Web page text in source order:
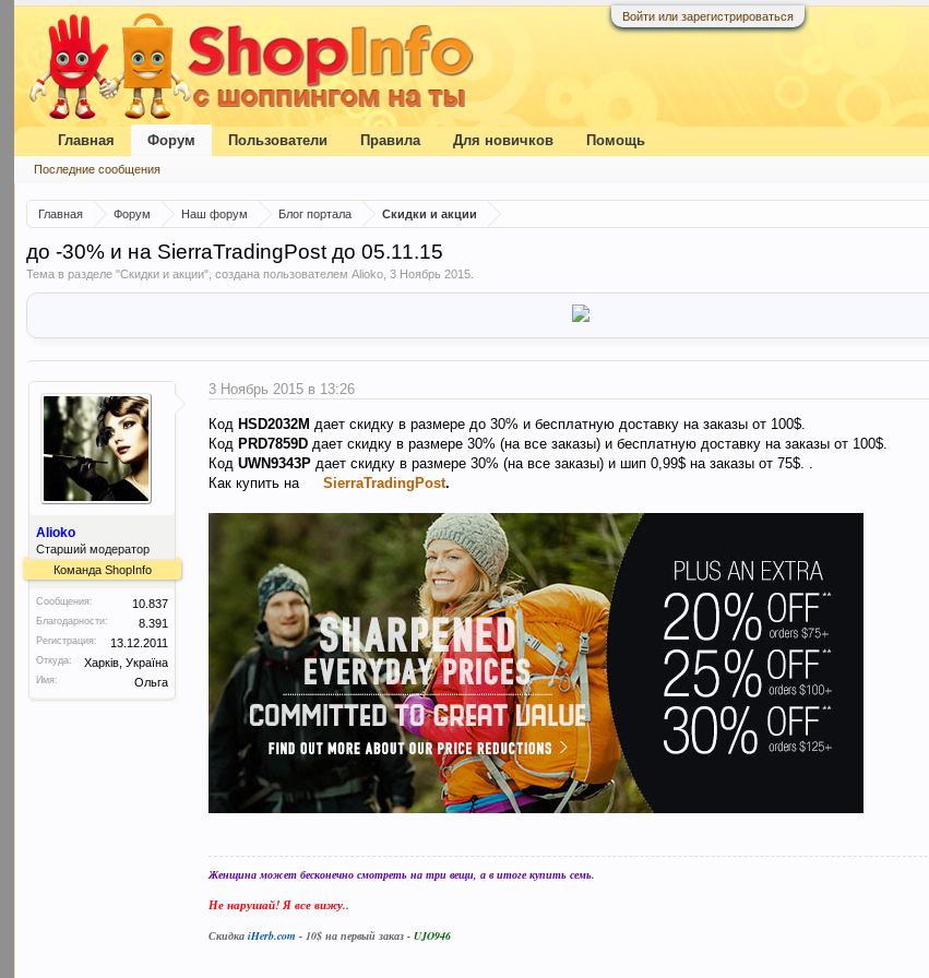
Войти или зарегистрироваться
Главная Форум Наш форум Блог портала Скидки и акции
до -30% и на SierraTradingPost до 05.11.15
Тема в разделе "Скидки и акции", создана пользователемAlioko ,3 Ноябрь 2015
Alioko
Старший модератор
Команда ShopInfo
Сообщения: 10.837
Благодарности: 8.391
Регистрация: 13.12.2011
Откуда: Харків, Україна
Имя: Ольга
3 Ноябрь 2015 в 13:26
Код HSD2032Mдает скидку в размере до 30% и бесплатную доставку на заказы от 100$.
Код PRD7859Dдает скидку в размере 30% (на все заказы) и бесплатную доставку на заказы от 100$.
Код UWN9343Pдает скидку в размере 30% (на все заказы) и шип 0,99$ на заказы от 75$. .
Как купить на
SierraTradingPost.
Женщина может бесконечно смотреть на три вещи, а в итоге купить семь.
Не нарушай! Я все вижу..
СкидкаiHerb.com - 10$ на первый заказ -UJO946
Главная Форум
Последние сообщения
Пользователи Правила Для новичков Помощь